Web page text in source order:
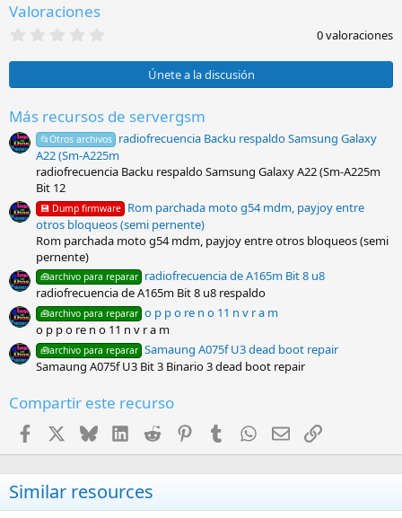
s
Valoraciones
0
e
t
r
e
l
l
a
s
)
0 valoraciones
Únete a la discusión
Más recursos de servergsm
📂Otros archivos radiofrecuencia Backu respaldo Samsung Galaxy
A22 (Sm-A225m
radiofrecuencia Backu respaldo Samsung Galaxy A22 (Sm-A225m
Bit 12
💾 Dump firmware Rom parchada moto g54 mdm, payjoy entre
otros bloqueos (semi pernente)
Rom parchada moto g54 mdm, payjoy entre otros bloqueos (semi
pernente)
🧰archivo para reparar radiofrecuencia de A165m Bit 8 u8
radiofrecuencia de A165m Bit 8 u8 respaldo
🧰archivo para reparar o p p o re n o 11 n v r a m
o p p o re n o 11 n v r a m
🧰archivo para reparar Samaung A075f U3 dead boot repair
Samaung A075f U3 Bit 3 Binario 3 dead boot repair
Compartir este recurso
Facebook BlueskyLinkedInReddit PinterestTumblr WhatsApp
EmailEnlace
Similar resources